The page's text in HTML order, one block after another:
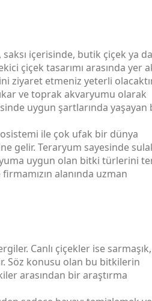
içerisinde, butik çiçek ya da
çiçek tasarımı arasında yer
ziyaret etmeniz yeterli
ve toprak akvaryumu olarak
uygun şartlarında yaşayan
ile çok ufak bir dünya
gelir. Teraryum sayesinde
uygun olan bitki türlerini
alanında uzman
Canlı çiçekler ise sarmaşık,
Söz konusu olan bu bitkilerin
arasından bir araştırma